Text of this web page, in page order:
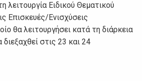
λειτουργία Ειδικού Θεματικού
Επισκευές/Ενισχύσεις
θα λειτουργήσει κατά τη διάρκεια
στις 23 και 24